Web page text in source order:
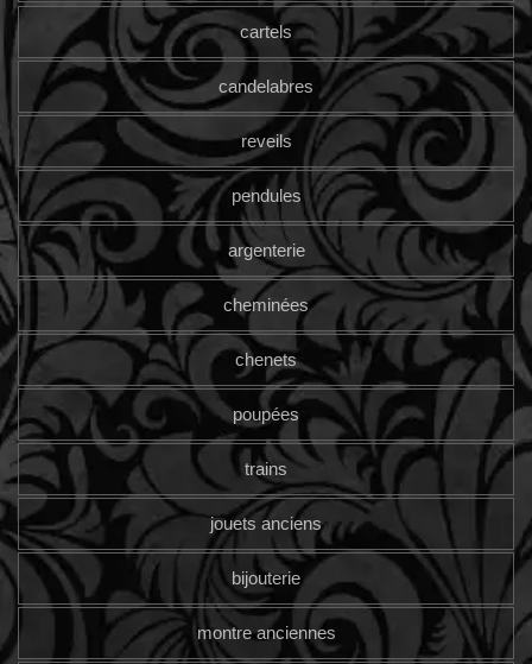
cartels
candelabres
reveils
pendules
argenterie
cheminées
chenets
poupées
trains
jouets anciens
bijouterie
montre anciennes